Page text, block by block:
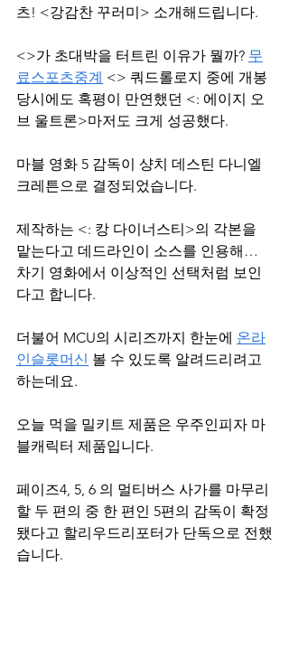
츠! <강감찬 꾸러미> 소개해드립니다.
<>가 초대박을 터트린 이유가 뭘까? 무
료스포츠중계 <> 쿼드롤로지 중에 개봉
당시에도 혹평이 만연했던 <: 에이지 오
브 울트론>마저도 크게 성공했다.
마블 영화 5 감독이 샹치 데스틴 다니엘
크레튼으로 결정되었습니다.
제작하는 <: 캉 다이너스티>의 각본을
맡는다고 데드라인이 소스를 인용해…
차기 영화에서 이상적인 선택처럼 보인
다고 합니다.
더불어 MCU의 시리즈까지 한눈에 온라
인슬롯머신 볼 수 있도록 알려드리려고
하는데요.
오늘 먹을 밀키트 제품은 우주인피자 마
블캐릭터 제품입니다.
페이즈4, 5, 6 의 멀티버스 사가를 마무리
할 두 편의 중 한 편인 5편의 감독이 확정
됐다고 할리우드리포터가 단독으로 전했
습니다.